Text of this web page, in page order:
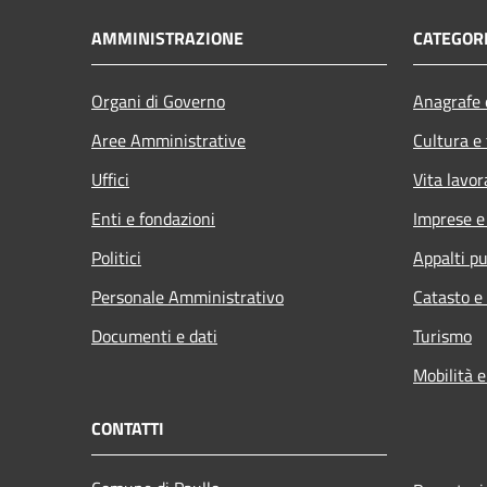
AMMINISTRAZIONE
Organi di Governo
Aree Amministrative
Uffici
Enti e fondazioni
Politici
Personale Amministrativo
Documenti e dati
Cultura
Vita
Imprese
Appalti
Catasto
Turismo
Mobilità
CONTATTI